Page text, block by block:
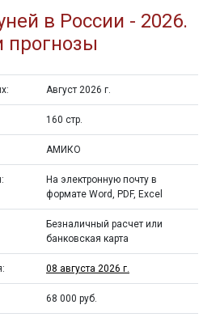
в России - 2026.
прогнозы
Август 2026 г.
160 стр.
АМИКО
На электронную почту в
формате Word, PDF, Excel
Безналичный расчет или
банковская карта
08 августа 2026 г.
68 000 руб.